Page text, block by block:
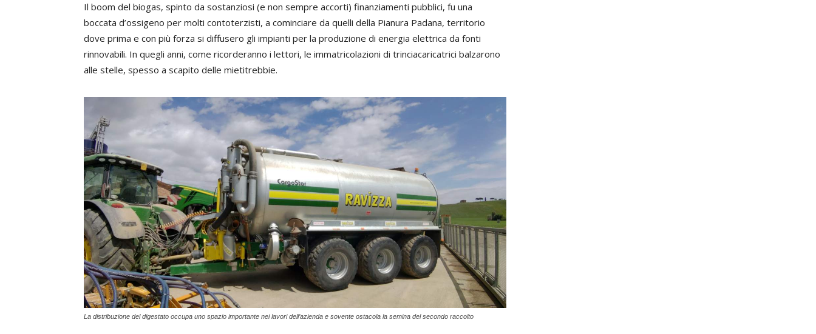
Il boom del biogas, spinto da sostanziosi (e non sempre accorti) finanziamenti pubblici, fu una
boccata d’ossigeno per molti contoterzisti, a cominciare da quelli della Pianura Padana, territorio
dove prima e con più forza si diffusero gli impianti per la produzione di energia elettrica da fonti
rinnovabili. In quegli anni, come ricorderanno i lettori, le immatricolazioni di trinciacaricatrici balzarono
alle stelle, spesso a scapito delle mietitrebbie.
La distribuzione del digestato occupa uno spazio importante nei lavori dell’azienda e sovente ostacola la semina del secondo raccolto